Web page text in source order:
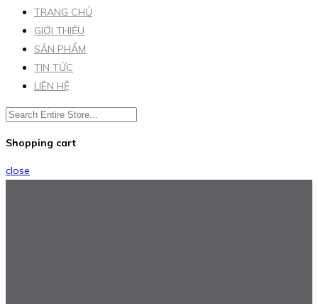
TRANG CHỦ
GIỚI THIỆU
SẢN PHẨM
TIN TỨC
LIÊN HỆ
Shopping cart
close